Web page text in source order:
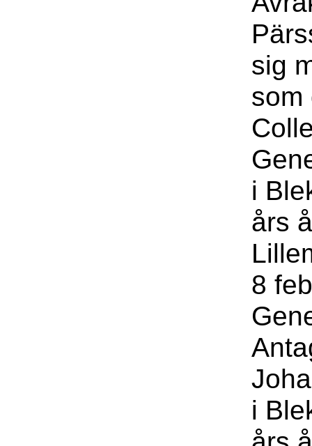
sig
som
i
års
8
i